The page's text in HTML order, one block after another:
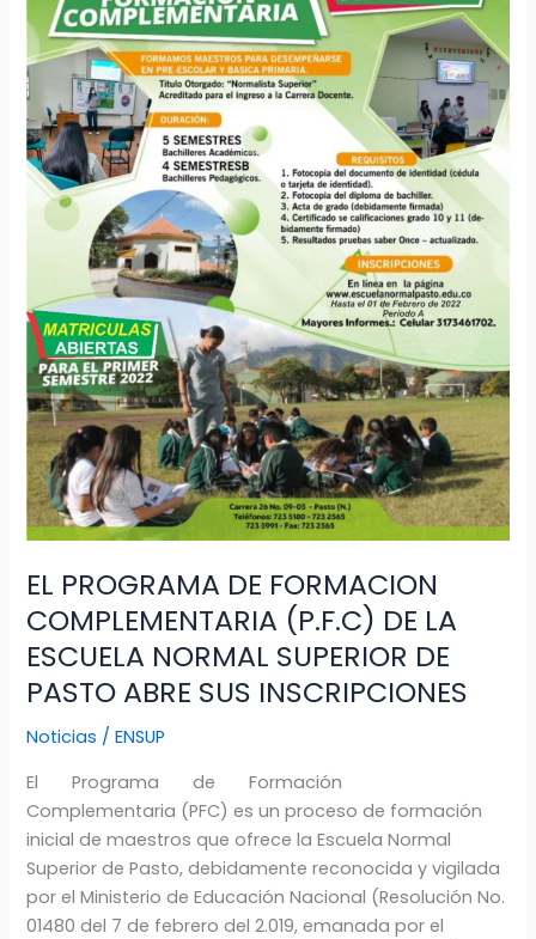
EL PROGRAMA DE FORMACION
COMPLEMENTARIA (P.F.C) DE LA
ESCUELA NORMAL SUPERIOR DE
PASTO ABRE SUS INSCRIPCIONES
Noticias /ENSUP
El Programa de Formación
Complementaria (PFC) es un proceso de formación
inicial de maestros que ofrece la Escuela Normal
Superior de Pasto, debidamente reconocida y vigilada
por el Ministerio de Educación Nacional (Resolución No.
01480 del 7 de febrero del 2.019, emanada por el
DE
LA
ESCUELA
NORMAL
SUPERIOR
DE
PASTO
ABRE
INSCRIPCIONES